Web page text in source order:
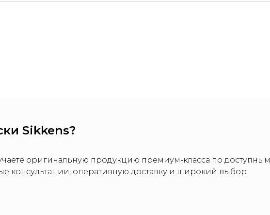
Sikkens?
оригинальную продукцию премиум-класса по доступным
консультации, оперативную доставку и широкий выбор